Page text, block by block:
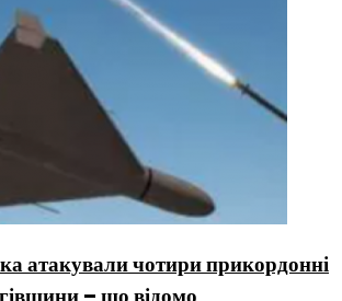
атакували чотири прикордонні